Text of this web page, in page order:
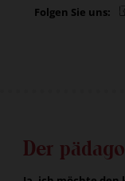
Folgen Sie uns:
Der